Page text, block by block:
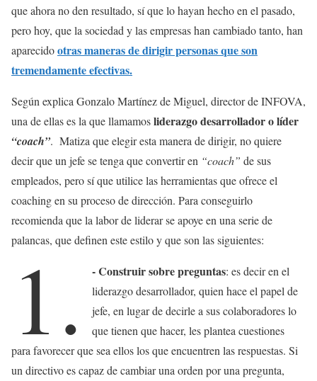
que ahora no den resultado, sí que lo hayan hecho en el pasado,
pero hoy, que la sociedad y las empresas han cambiado tanto, han
aparecidootras maneras de dirigir personas que son
tremendamente efectivas.
Según explica Gonzalo Martínez de Miguel, director de INFOVA,
una de ellas es la que llamamosliderazgo desarrollador o líder
“coach”. Matiza que elegir esta manera de dirigir, no quiere
decir que un jefe se tenga que convertir en “coach” de sus
empleados, pero sí que utilice las herramientas que ofrece el
coaching en su proceso de dirección. Para conseguirlo
recomienda que la labor de liderar se apoye en una serie de
palancas, que definen este estilo y que son las siguientes:
1. - Construir sobre preguntas: es decir en el
liderazgo desarrollador, quien hace el papel de
jefe, en lugar de decirle a sus colaboradores lo
que tienen que hacer, les plantea cuestiones
para favorecer que sea ellos los que encuentren las respuestas. Si
un directivo es capaz de cambiar una orden por una pregunta,